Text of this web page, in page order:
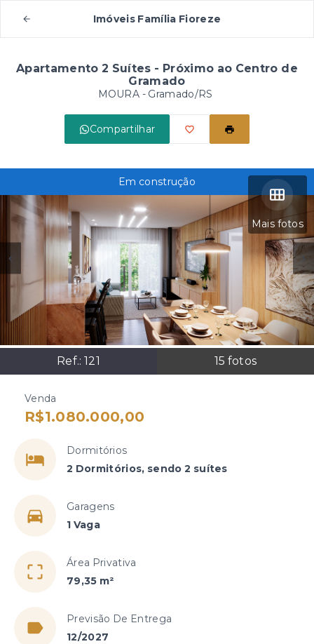
Imóveis Família Fioreze
Apartamento 2 Suítes - Próximo ao Centro de
Gramado
MOURA - Gramado/RS
Compartilhar
Mais fotos
Ref.:121 15 fotos
Em construção
Venda
R$1.080.000,00
Dormitórios
2 Dormitórios, sendo 2 suítes
Garagens
1 Vaga
Área Privativa
79,35 m²
Previsão De Entrega
12/2027